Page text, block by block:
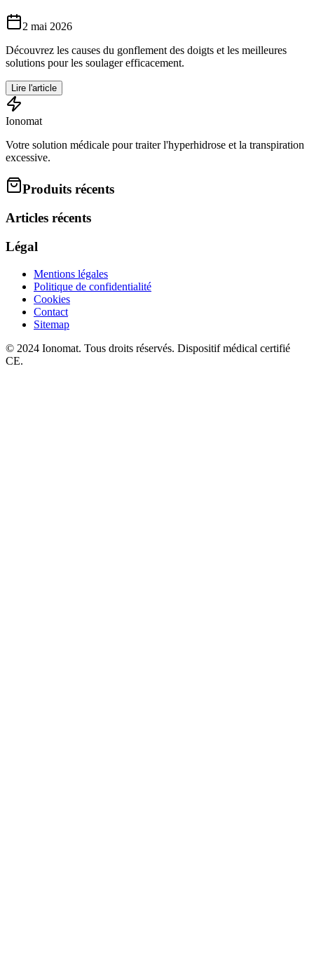
2 mai 2026
Découvrez les causes du gonflement des doigts et les meilleures
solutions pour les soulager efficacement.
Lire l'article
Ionomat
Votre solution médicale pour traiter l'hyperhidrose et la transpiration
excessive.
Produits récents
Articles récents
Légal
Mentions légales
Politique de confidentialité
Cookies
Contact
Sitemap
© 2024 Ionomat. Tous droits réservés. Dispositif médical certifié
CE.